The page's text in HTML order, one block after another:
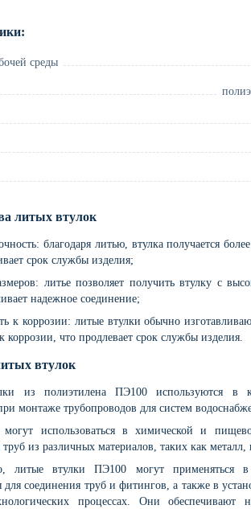
среды
литых втулок
благодаря литью, втулка получается
срок службы изделия;
литье позволяет получить втулку с
надежное соединение;
к коррозии: литые втулки обычно
коррозии, что продлевает срок службы изделия.
втулок
из полиэтилена ПЭ100 используются в
монтаже трубопроводов для систем
использоваться в химической и
из различных материалов, таких как металл,
литые втулки ПЭ100 могут применяться
для соединения труб и фитингов, а также в
процессах. Они обеспечивают